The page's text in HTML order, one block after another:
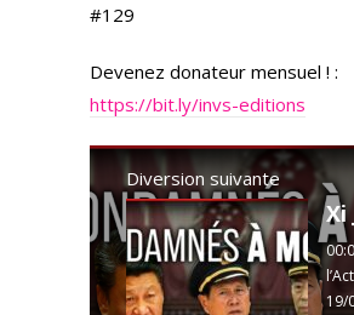
#129
Devenez donateur mensuel ! :
https://bit.ly/invs-editions
Diversion suivante
19/